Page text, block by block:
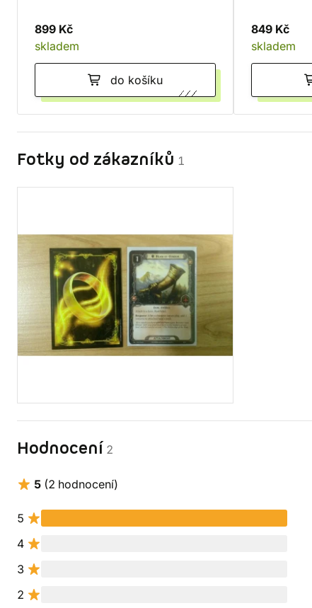
899 Kč
skladem
do košíku
849 Kč
skladem
Fotky od zákazníků 1
Hodnocení 2
5 (2 hodnocení)
5
4
3
2